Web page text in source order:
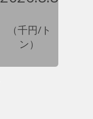
（千円/ト
ン）